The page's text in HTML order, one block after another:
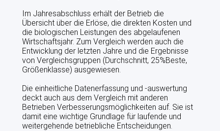
QUALITÄTSMANAGEMENT
VZF PROFESSIONAL
VEREIN LEBENSMITTEL OHNE GENTECHNIK
ITW INITIATIVE TIERWOHL
Im Jahresabschluss erhält der Betrieb die
Übersicht über die Erlöse, die direkten Kosten und
die biologischen Leistungen des abgelaufenen
Wirtschaftsjahr. Zum Vergleich werden auch die
Entwicklung der letzten Jahre und die Ergebnisse
von Vergleichsgruppen (Durchschnitt, 25%Beste,
Größenklasse) ausgewiesen.
Die einheitliche Datenerfassung und -auswertung
deckt auch aus dem Vergleich mit anderen
Betrieben Verbesserungsmöglichkeiten auf. Sie ist
damit eine wichtige Grundlage für laufende und
weitergehende betriebliche Entscheidungen.